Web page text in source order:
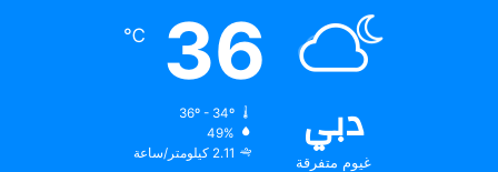
دبي
غيوم متفرقة
36
℃
36º - 34º
49%
2.11 كيلومتر/ساعة